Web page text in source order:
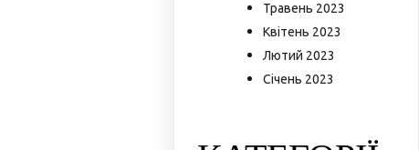
Травень 2023
Квітень 2023
Лютий 2023
Січень 2023